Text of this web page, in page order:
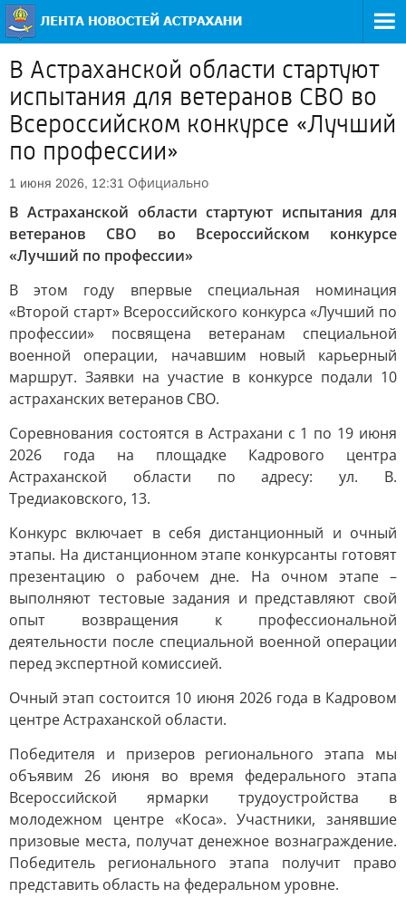
В Астраханской области стартуют
испытания для ветеранов СВО во
Всероссийском конкурсе «Лучший
по профессии»
1 июня 2026, 12:31 Официально
В Астраханской области стартуют испытания для
ветеранов СВО во Всероссийском конкурсе
«Лучший по профессии»
В этом году впервые специальная номинация
«Второй старт» Всероссийского конкурса «Лучший по
профессии» посвящена ветеранам специальной
военной операции, начавшим новый карьерный
маршрут. Заявки на участие в конкурсе подали 10
астраханских ветеранов СВО.
Соревнования состоятся в Астрахани с 1 по 19 июня
2026 года на площадке Кадрового центра
Астраханской области по адресу: ул. В.
Тредиаковского, 13.
Конкурс включает в себя дистанционный и очный
этапы. На дистанционном этапе конкурсанты готовят
презентацию о рабочем дне. На очном этапе –
выполняют тестовые задания и представляют свой
опыт возвращения к профессиональной
деятельности после специальной военной операции
перед экспертной комиссией.
Очный этап состоится 10 июня 2026 года в Кадровом
центре Астраханской области.
Победителя и призеров регионального этапа мы
объявим 26 июня во время федерального этапа
Всероссийской ярмарки трудоустройства в
молодежном центре «Коса». Участники, занявшие
призовые места, получат денежное вознаграждение.
Победитель регионального этапа получит право
представить область на федеральном уровне.